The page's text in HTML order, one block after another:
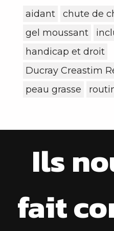
aidant chute de
gel moussant
handicap et droit
Ducray Creastim
peau grasse
Ils
fait